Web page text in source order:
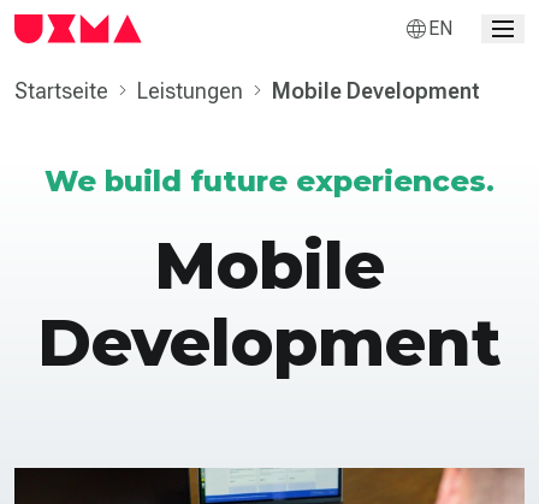
EN
Startseite Leistungen Mobile Develop­ment
We build future experiences.
Mobile
Develop­ment